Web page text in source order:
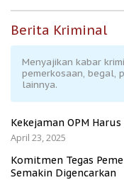
Berita Kriminal
Menyajikan kabar
pemerkosaan, begal,
lainnya.
Kekejaman OPM
April 23, 2025
Komitmen Tegas
Semakin Digencarkan